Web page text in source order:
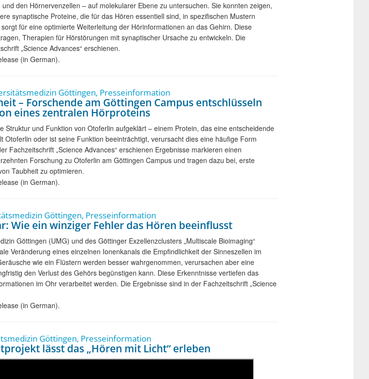
den Hörnervenzellen – auf molekularer Ebene zu untersuchen. Sie konnten zeigen,
synaptische Proteine, die für das Hören essentiell sind, in spezifischen Mustern
für eine optimierte Weiterleitung der Hörinformationen an das Gehirn. Diese
Therapien für Hörstörungen mit synaptischer Ursache zu entwickeln. Die
„Science Advances“ erschienen.
(in German).
Göttingen, Presseinformation
– Forschende am Göttingen Campus entschlüsseln
eines zentralen Hörproteins
Struktur und Funktion von Otoferlin aufgeklärt – einem Protein, das eine entscheidende
Otoferlin oder ist seine Funktion beeinträchtigt, verursacht dies eine häufige Form
Fachzeitschrift „Science Advances“ erschienen Ergebnisse markieren einen
Forschung zu Otoferlin am Göttingen Campus und tragen dazu bei, erste
Taubheit zu optimieren.
(in German).
Göttingen, Presseinformation
Wie ein winziger Fehler das Hören beeinflusst
Göttingen (UMG) und des Göttinger Exzellenzclusters „Multiscale Bioimaging“
Veränderung eines einzelnen Ionenkanals die Empfindlichkeit der Sinneszellen im
wie ein Flüstern werden besser wahrgenommen, verursachen aber eine
den Verlust des Gehörs begünstigen kann. Diese Erkenntnisse vertiefen das
im Ohr verarbeitet werden. Die Ergebnisse sind in der Fachzeitschrift „Science
(in German).
Göttingen, Presseinformation
lässt das „Hören mit Licht“ erleben